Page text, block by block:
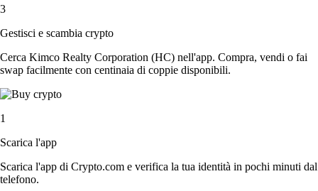
3
Gestisci e scambia crypto
Cerca Kimco Realty Corporation (HC) nell'app. Compra, vendi o fai
swap facilmente con centinaia di coppie disponibili.
1
Scarica l'app
Scarica l'app di Crypto.com e verifica la tua identità in pochi minuti dal
telefono.